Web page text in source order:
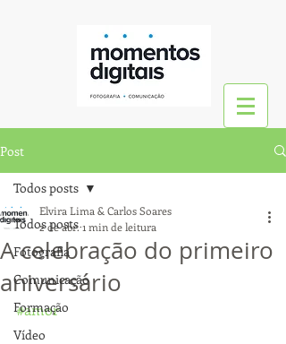
Post
Todos posts
Fotografia
Comunicação
Formação
Vídeo
Todos posts
A celebração do primeiro
aniversário
Elvira Lima & Carlos Soares
2 de abr. 1 min de leitura
#amor